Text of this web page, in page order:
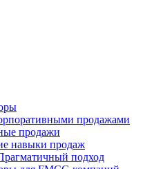
продажами
продажи
навыки продаж
подход